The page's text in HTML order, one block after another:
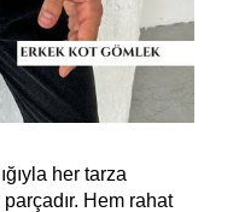
her tarza
Hem rahat